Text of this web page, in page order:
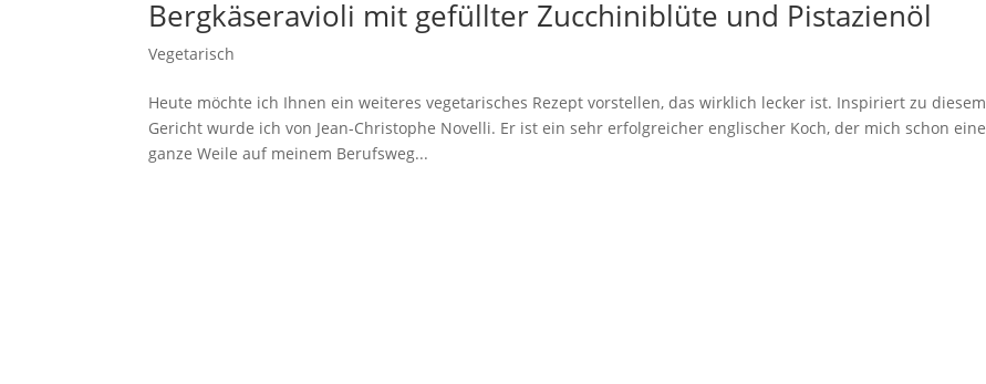
Bergkäseravioli mit gefüllter Zucchiniblüte und Pistazienöl
Vegetarisch
Heute möchte ich Ihnen ein weiteres vegetarisches Rezept vorstellen, das wirklich lecker ist. Inspiriert zu diesem
Gericht wurde ich von Jean-Christophe Novelli. Er ist ein sehr erfolgreicher englischer Koch, der mich schon eine
ganze Weile auf meinem Berufsweg...